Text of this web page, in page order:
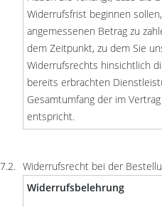
Widerrufsfrist beginnen
angemessenen Betrag zu
dem Zeitpunkt, zu dem Sie
Widerrufsrechts hinsichtlich
bereits erbrachten
Gesamtumfang der im
entspricht.
Widerrufsrecht bei der
Widerrufsbelehrung